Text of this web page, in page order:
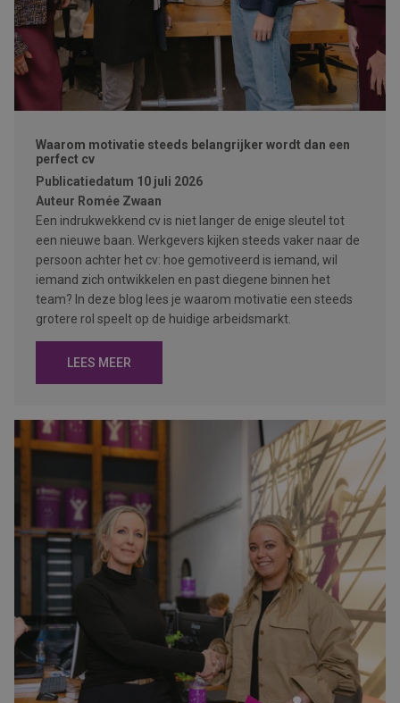
Waarom motivatie steeds belangrijker wordt dan een
perfect cv
Publicatiedatum 10 juli 2026
Auteur Romée Zwaan
Een indrukwekkend cv is niet langer de enige sleutel tot
een nieuwe baan. Werkgevers kijken steeds vaker naar de
persoon achter het cv: hoe gemotiveerd is iemand, wil
iemand zich ontwikkelen en past diegene binnen het
team? In deze blog lees je waarom motivatie een steeds
grotere rol speelt op de huidige arbeidsmarkt.
LEES MEER